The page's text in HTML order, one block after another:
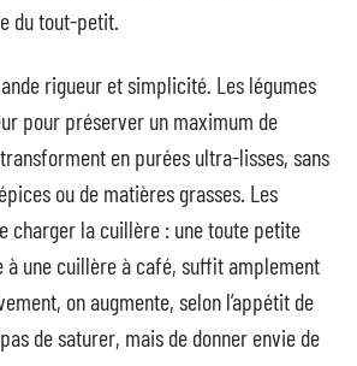
du tout-petit.
rigueur et simplicité. Les légumes
pour préserver un maximum de
en purées ultra-lisses, sans
ou de matières grasses. Les
charger la cuillère : une toute petite
à une cuillère à café, suffit amplement
on augmente, selon l’appétit de
pas de saturer, mais de donner envie de